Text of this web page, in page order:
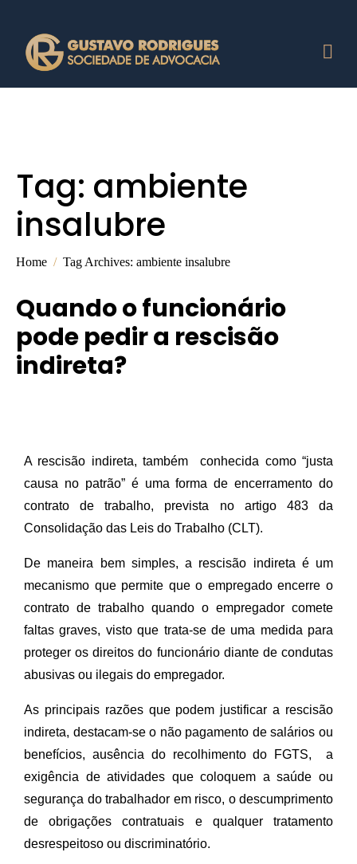
Tag: ambiente
insalubre
Home Tag Archives: ambiente insalubre
Quando o funcionário
pode pedir a rescisão
indireta?
A rescisão indireta, também  conhecida como “justa
causa no patrão” é uma forma de encerramento do
contrato de trabalho, prevista no artigo 483 da
Consolidação das Leis do Trabalho (CLT).
De maneira bem simples, a rescisão indireta é um
mecanismo que permite que o empregado encerre o
contrato de trabalho quando o empregador comete
faltas graves, visto que trata-se de uma medida para
proteger os direitos do funcionário diante de condutas
abusivas ou ilegais do empregador.
As principais razões que podem justificar a rescisão
indireta, destacam-se o não pagamento de salários ou
benefícios, ausência do recolhimento do FGTS,  a
exigência de atividades que coloquem a saúde ou
segurança do trabalhador em risco, o descumprimento
de obrigações contratuais e qualquer tratamento
desrespeitoso ou discriminatório.